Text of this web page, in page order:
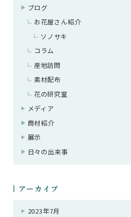
ブログ
お花屋さん紹介
ソノサキ
コラム
産地訪問
素材配布
花の研究室
メディア
商材紹介
展示
日々の出来事
アーカイブ
2023年7月